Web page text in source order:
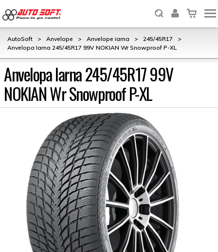
AutoSoft > Anvelope > Anvelope iarna > 245/45R17
>
Anvelopa Iarna 245/45R17 99V NOKIAN Wr Snowproof P-XL
Anvelopa Iarna 245/45R17 99V
NOKIAN Wr Snowproof P-XL